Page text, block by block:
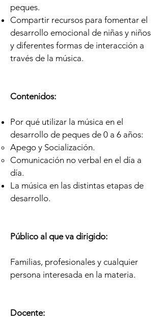
peques.
Compartir recursos para fomentar el
desarrollo emocional de niñas y niños
y diferentes formas de interacción a
través de la música.
Contenidos:
Por qué utilizar la música en el
desarrollo de peques de 0 a 6 años:
Apego y Socialización.
Comunicación no verbal en el día a
día.
La música en las distintas etapas de
desarrollo.
Público al que va dirigido:
Familias, profesionales y cualquier
persona interesada en la materia.
Docente: